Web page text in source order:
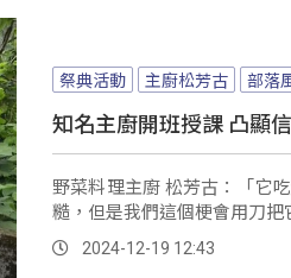
祭典活動 主廚松芳古 部落
知名主廚開班授課 凸顯
野菜料理主廚 松芳古：「它
糙，但是我們這個梗會用刀把
2024-12-19 12:43